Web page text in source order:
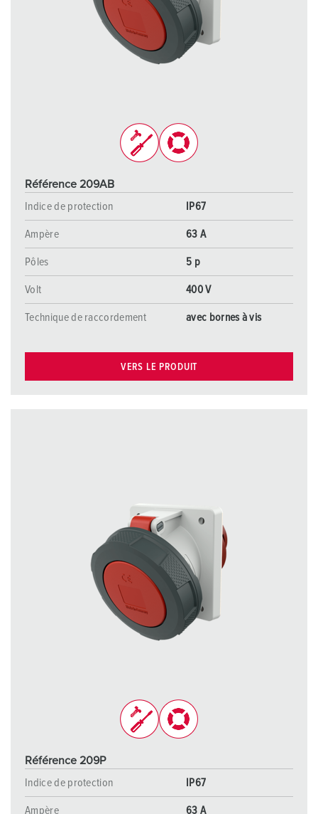
Référence 209AB
Indice de protection
IP67
Ampère 63 A
Pôles 5 p
Volt 400 V
Technique de raccordement avec bornes à vis
VERS LE PRODUIT
Référence 209P
Indice de protection
IP67
Ampère 63 A